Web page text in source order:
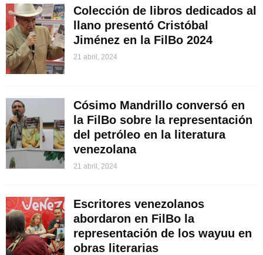
Colección de libros dedicados al
llano presentó Cristóbal
Jiménez en la FilBo 2024
21 abril, 2024
Cósimo Mandrillo conversó en
la FilBo sobre la representación
del petróleo en la literatura
venezolana
21 abril, 2024
Escritores venezolanos
abordaron en FilBo la
representación de los wayuu en
obras literarias